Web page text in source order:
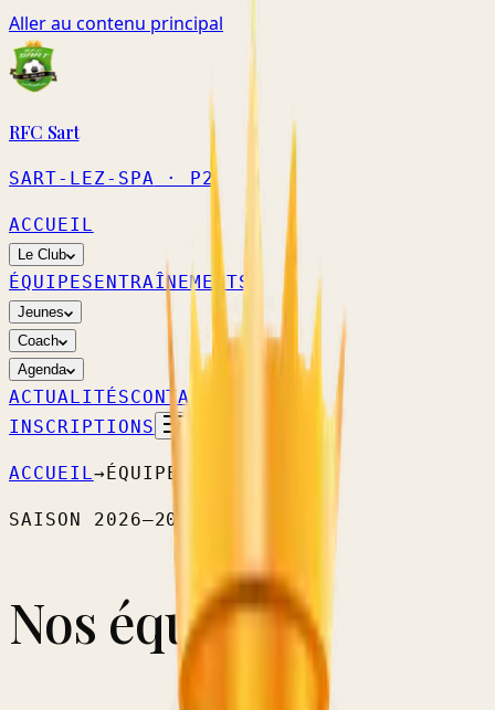
Aller au contenu principal
RFC Sart
SART-LEZ-SPA · P2
ACCUEIL
Le Club
ÉQUIPESENTRAÎNEMENTS
Jeunes
Coach
Agenda
ACTUALITÉSCONTACT
INSCRIPTIONS
ACCUEIL→ÉQUIPES
SAISON 2026–2027
Nos équipes.